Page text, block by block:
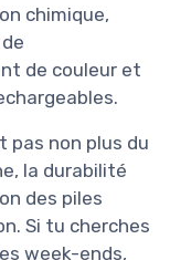
chimique,
de couleur et
pas non plus du
la durabilité
des piles
Si tu cherches
week-ends,